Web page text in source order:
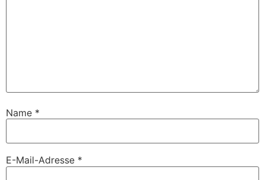
Name *
E-Mail-Adresse *